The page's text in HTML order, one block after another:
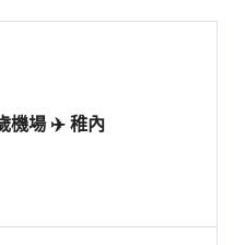
機場 ✈️ 稚內